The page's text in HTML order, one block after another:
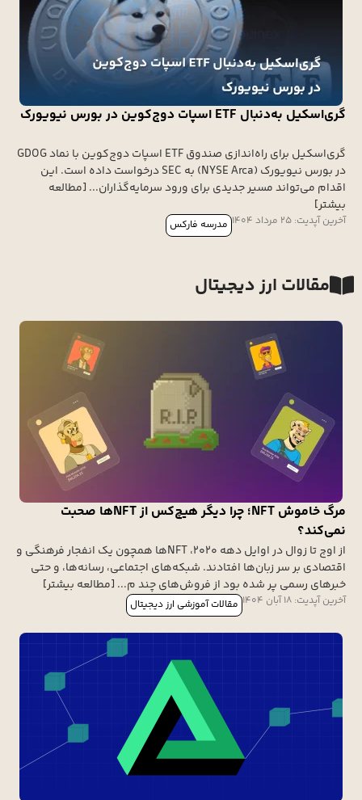
گری‌اسکیل به‌دنبال ETF اسپات دوج‌کوین در بورس نیویورک
گری‌اسکیل برای راه‌اندازی صندوق ETF اسپات دوج‌کوین با نماد GDOG
در بورس نیویورک (NYSE Arca) به SEC درخواست داده است. این
اقدام می‌تواند مسیر جدیدی برای ورود سرمایه‌گذاران... [مطالعه
بیشتر]
مدرسه فارکس آخرین آپدیت: 25 مرداد 1404
مقالات ارز دیجیتال
مرگ خاموش NFT؛ چرا دیگر هیچ‌کس از NFTها صحبت
نمی‌کند؟
از اوج تا زوال در اوایل دهه ۲۰۲۰، NFTها همچون یک انفجار فرهنگی و
اقتصادی بر سر زبان‌ها افتادند. شبکه‌های اجتماعی، رسانه‌ها، و حتی
خبرهای رسمی پر شده بود از فروش‌های چند م... [مطالعه بیشتر]
مقالات آموزشی ارز دیجیتال آخرین آپدیت: 18 آبان 1404